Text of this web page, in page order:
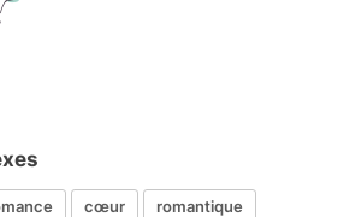
cœur
romantique